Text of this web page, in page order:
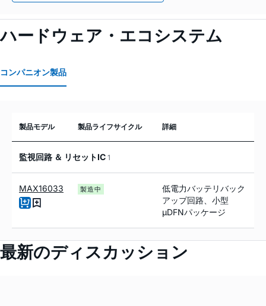
ハードウェア・エコシステム
コンパニオン製品
製品モデル 製品ライフサイクル 詳細
監視回路 ＆ リセットIC 1
MAX16033 製造中
低電力バッテリバック
アップ回路、小型
µDFNパッケージ
最新のディスカッション